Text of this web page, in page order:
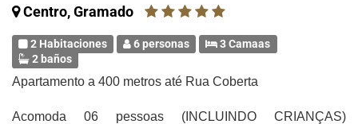
Centro, Gramado
2 Habitaciones 6 personas
3 Camaas
2 baños
Apartamento a 400 metros até Rua Coberta
Acomoda 06 pessoas (INCLUINDO CRIANÇAS)